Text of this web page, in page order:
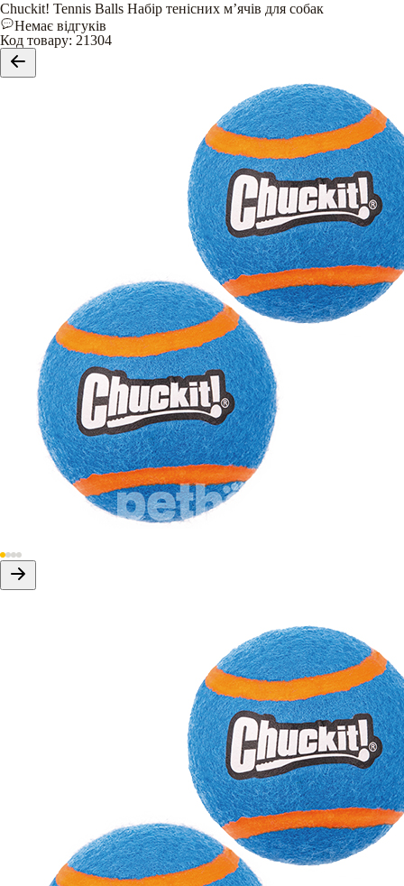
Chuckit! Tennis Balls Набір тенісних м’ячів для собак
Немає відгуків
Код товару: 21304